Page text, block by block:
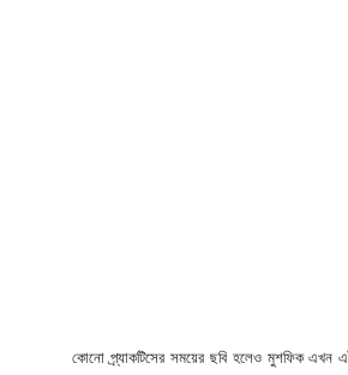
কোনো প্র্যাকটিসের সময়ের ছবি হলেও মুশফিক এখন